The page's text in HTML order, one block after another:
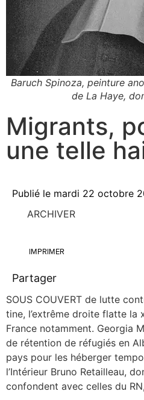
Baruch Spinoza, peinture
de La Haye,
Migrants,
une telle
Publié le mardi 22 octobre
ARCHIVER
IMPRIMER
Partager
SOUS COUVERT de lutte
tine, l’extrême droite flatte la
France notam­ment. Geor­gia
de réten­tion de réfu­giés en
pays pour les héber­ger
l’Intérieur Bru­no Retailleau,
confondent avec celles du